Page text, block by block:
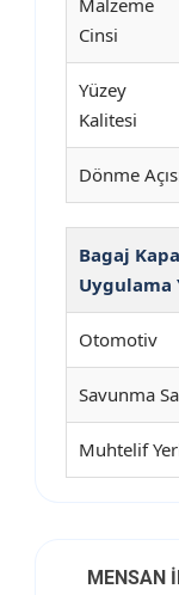
Malzeme
Cinsi
Yüzey
Kalitesi
Dönme
Bagaj
Uygulama
Otomotiv
Savunma
Muhtelif
MENSAN